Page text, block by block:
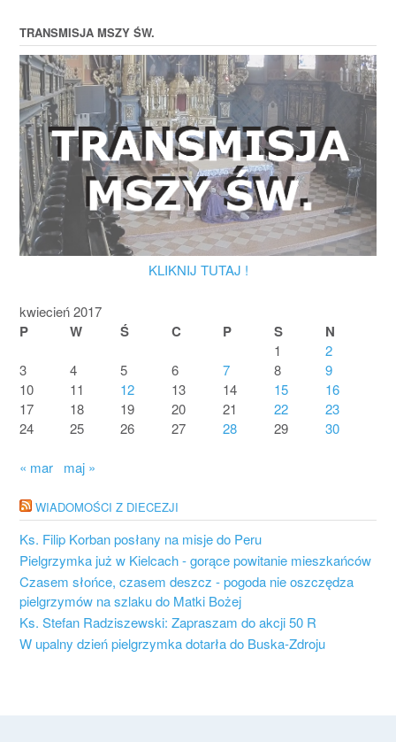
TRANSMISJA MSZY ŚW.
KLIKNIJ TUTAJ !
kwiecień 2017
P W Ś C P S N
1
2
3
4 5 6 7 8
9
10
11 12 13 14 15
16
17
18 19 20 21 22
23
24
25 26 27 28 29 30
« mar maj »
WIADOMOŚCI Z DIECEZJI
Ks. Filip Korban posłany na misje do Peru
Pielgrzymka już w Kielcach - gorące powitanie mieszkańców
Czasem słońce, czasem deszcz - pogoda nie oszczędza
pielgrzymów na szlaku do Matki Bożej
Ks. Stefan Radziszewski: Zapraszam do akcji 50 R
W upalny dzień pielgrzymka dotarła do Buska-Zdroju